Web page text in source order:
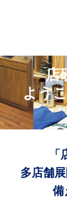
店
よう
多店舗
備